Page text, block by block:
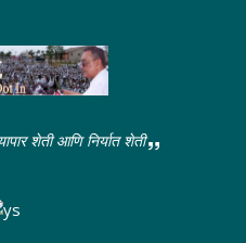
शेती आणि निर्यात शेती